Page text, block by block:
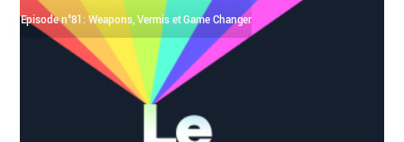
Episode n°81: Weapons, Vermis et Game Changer